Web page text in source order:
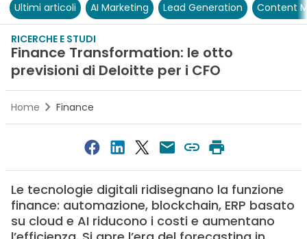
Ultimi articoli AI Marketing Lead Generation Content
RICERCHE E STUDI
Finance Transformation: le otto
previsioni di Deloitte per i CFO
Home Finance
Le tecnologie digitali ridisegnano la funzione
finance: automazione, blockchain, ERP basato
su cloud e AI riducono i costi e aumentano